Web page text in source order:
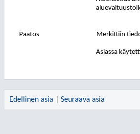
Päätös Merkittiin
Asiassa
Edellinen asia Seuraava asia